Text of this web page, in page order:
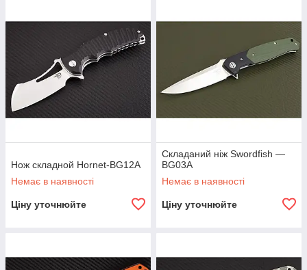
Нож складной Hornet-BG12A
Немає в наявності
Ціну уточнюйте
Складаний ніж Swordfish —
BG03A
Немає в наявності
Ціну уточнюйте